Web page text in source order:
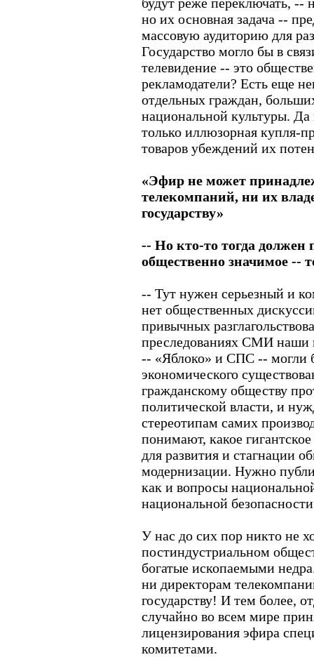
но их основная задача --
массовую аудиторию для
Государство могло бы в
телевидение -- это
рекламодатели? Есть еще
отдельных граждан,
национальной культуры.
только иллюзорная купля-
товаров убеждений их
«Эфир не может
телекомпаний, ни их
государству»
-- Но кто-то тогда должен
общественно значимое --
-- Тут нужен серьезный и
нет общественных
привычных
преследованиях СМИ наши
-- «Яблоко» и СПС -- могли
экономического
гражданскому обществу
политической власти, и
стереотипам самих
понимают, какое
для развития и стагнации
модернизации. Нужно
как и вопросы
национальной
У нас до сих пор никто не
постиндустриальном
богатые ископаемыми
ни директорам
государству! И тем более,
случайно во всем мире
лицензирования эфира
комитетами.